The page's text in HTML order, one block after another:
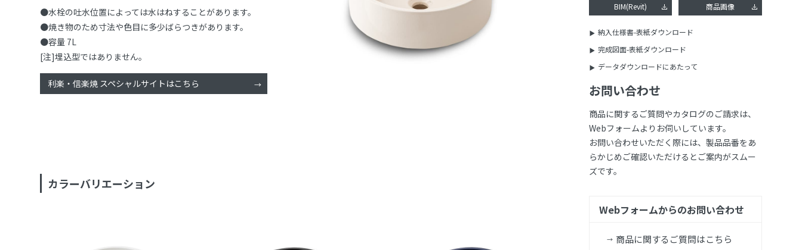
●水栓の吐水位置によっては水はねすることがあります。
●焼き物のため寸法や色目に多少ばらつきがあります。
●容量 7L
[注]埋込型ではありません。
利楽・信楽焼 スペシャルサイトはこちら
カラーバリエーション
BIM(Revit) 商品画像
納入仕様書-表紙ダウンロード
完成図面-表紙ダウンロード
データダウンロードにあたって
お問い合わせ
商品に関するご質問やカタログのご請求は、
Webフォームよりお伺いしています。
お問い合わせいただく際には、製品品番をあ
らかじめご確認いただけるとご案内がスムー
ズです。
Webフォームからのお問い合わせ
商品に関するご質問はこちら